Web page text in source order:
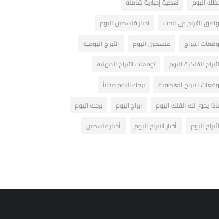
اليوم
تغطية إخبارية شاملة
الأبراج في الحب
اخبار فلسطين اليوم
الأبراج
فلسطين اليوم
الأبراج اليومية
الفلكية اليوم
توقعات الأبراج المهنية
الأبراج العاطفية
برجك اليوم مجاناً
يخبئ لك الفلك اليوم
ابراج اليوم
برجك اليوم
اليوم
أخبار الأبراج اليوم أخبار فلسطين